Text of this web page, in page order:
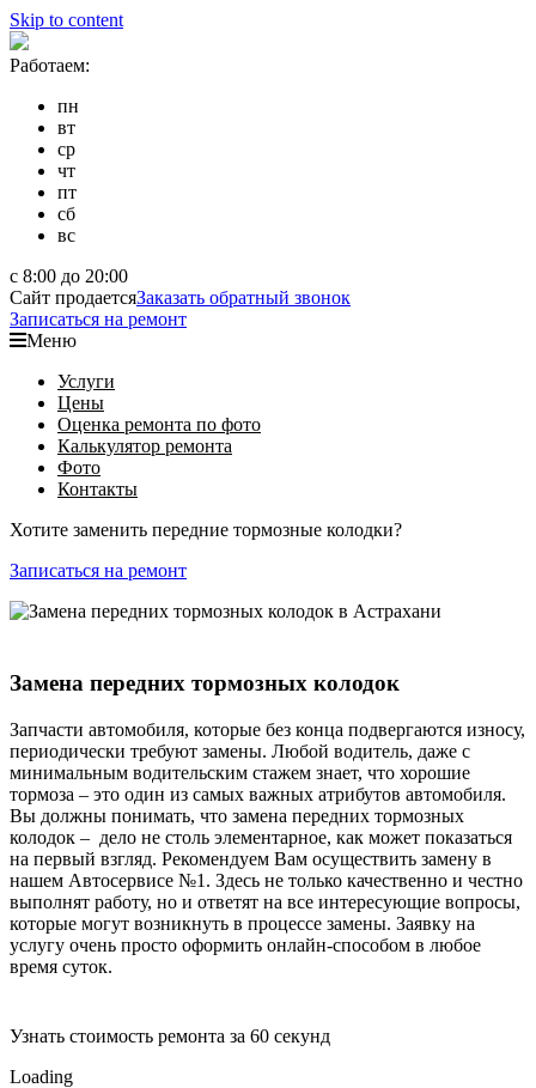
Skip to content
Работаем:
пн
вт
ср
чт
пт
сб
вс
с 8:00 до 20:00
Сайт продаетсяЗаказать обратный звонок
Записаться на ремонт
Меню
Услуги
Цены
Оценка ремонта по фото
Калькулятор ремонта
Фото
Контакты
Хотите заменить передние тормозные колодки?
Записаться на ремонт
Замена передних тормозных колодок
Запчасти автомобиля, которые без конца подвергаются износу,
периодически требуют замены. Любой водитель, даже с
минимальным водительским стажем знает, что хорошие
тормоза – это один из самых важных атрибутов автомобиля.
Вы должны понимать, что замена передних тормозных
колодок – дело не столь элементарное, как может показаться
на первый взгляд. Рекомендуем Вам осуществить замену в
нашем Автосервисе №1. Здесь не только качественно и честно
выполнят работу, но и ответят на все интересующие вопросы,
которые могут возникнуть в процессе замены. Заявку на
услугу очень просто оформить онлайн-способом в любое
время суток.
Узнать стоимость ремонта за 60 секунд
Loading